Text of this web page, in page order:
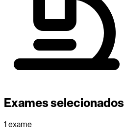
Exames selecionados
1 exame